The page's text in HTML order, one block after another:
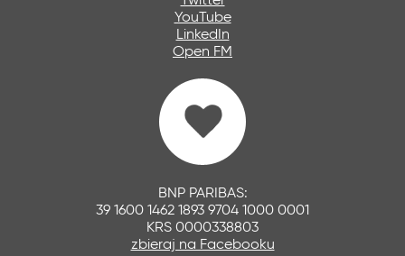
YouTube
LinkedIn
Open FM
BNP PARIBAS:
39 1600 1462 1893 9704 1000 0001
KRS 0000338803
zbieraj na Facebooku